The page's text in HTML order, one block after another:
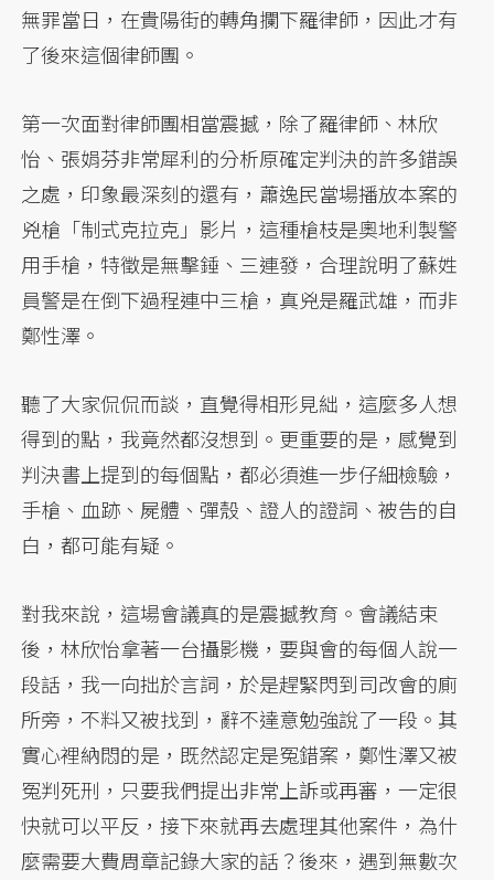
無罪當日，在貴陽街的轉角攔下羅律師，因此才有
了後來這個律師團。
第一次面對律師團相當震撼，除了羅律師、林欣
怡、張娟芬非常犀利的分析原確定判決的許多錯誤
之處，印象最深刻的還有，蕭逸民當場播放本案的
兇槍「制式克拉克」影片，這種槍枝是奧地利製警
用手槍，特徵是無擊錘、三連發，合理說明了蘇姓
員警是在倒下過程連中三槍，真兇是羅武雄，而非
鄭性澤。
聽了大家侃侃而談，直覺得相形見絀，這麼多人想
得到的點，我竟然都沒想到。更重要的是，感覺到
判決書上提到的每個點，都必須進一步仔細檢驗，
手槍、血跡、屍體、彈殼、證人的證詞、被告的自
白，都可能有疑。
對我來說，這場會議真的是震撼教育。會議結束
後，林欣怡拿著一台攝影機，要與會的每個人說一
段話，我一向拙於言詞，於是趕緊閃到司改會的廁
所旁，不料又被找到，辭不達意勉強說了一段。其
實心裡納悶的是，既然認定是冤錯案，鄭性澤又被
冤判死刑，只要我們提出非常上訴或再審，一定很
快就可以平反，接下來就再去處理其他案件，為什
麼需要大費周章記錄大家的話？後來，遇到無數次